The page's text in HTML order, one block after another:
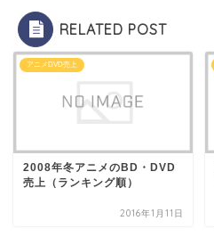
RELATED POST
アニメDVD売上
2008年冬アニメのBD・DVD
売上（ランキング順）
2016年1月11日